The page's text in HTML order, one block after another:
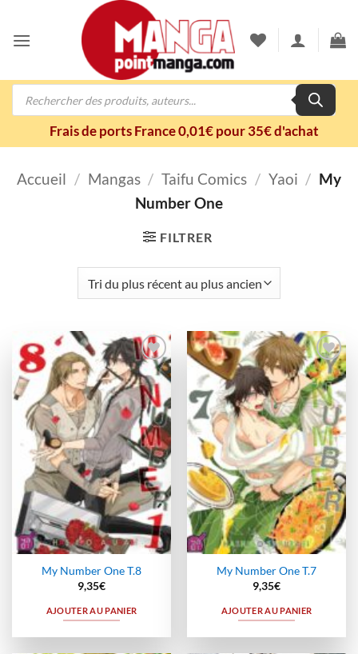
contenu
Recherche
Frais de ports France 0,01€ pour 35€ d'achat
Accueil / Mangas / Taifu Comics / Yaoi / My
Number One
FILTRER
Ajouter
à la
wishlist
My Number One T.8
9,35€
AJOUTER AU PANIER
Ajouter
à la
wishlist
My Number One T.7
9,35€
AJOUTER AU PANIER